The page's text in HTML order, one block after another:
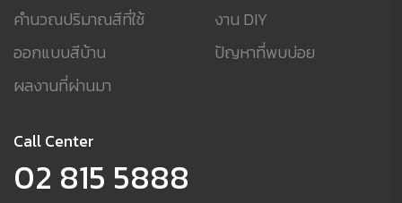
คำนวณปริมาณสีที่ใช้
ออกแบบสีบ้าน
ผลงานที่ผ่านมา
งาน DIY
ปัญหาที่พบบ่อย
Call Center
02 815 5888